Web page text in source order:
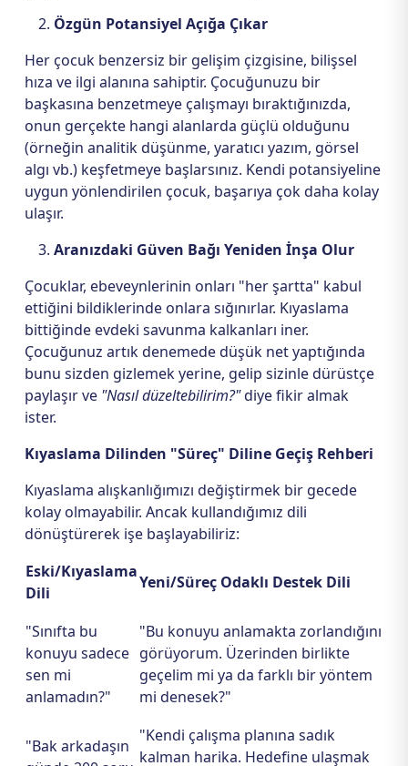
Özgün Potansiyel Açığa Çıkar
Her çocuk benzersiz bir gelişim çizgisine, bilişsel
hıza ve ilgi alanına sahiptir. Çocuğunuzu bir
başkasına benzetmeye çalışmayı bıraktığınızda,
onun gerçekte hangi alanlarda güçlü olduğunu
(örneğin analitik düşünme, yaratıcı yazım, görsel
algı vb.) keşfetmeye başlarsınız. Kendi potansiyeline
uygun yönlendirilen çocuk, başarıya çok daha kolay
ulaşır.
Aranızdaki Güven Bağı Yeniden İnşa Olur
Çocuklar, ebeveynlerinin onları "her şartta" kabul
ettiğini bildiklerinde onlara sığınırlar. Kıyaslama
bittiğinde evdeki savunma kalkanları iner.
Çocuğunuz artık denemede düşük net yaptığında
bunu sizden gizlemek yerine, gelip sizinle dürüstçe
paylaşır ve "Nasıl düzeltebilirim?"diye fikir almak
ister.
Kıyaslama Dilinden "Süreç" Diline Geçiş Rehberi
Kıyaslama alışkanlığımızı değiştirmek bir gecede
kolay olmayabilir. Ancak kullandığımız dili
dönüştürerek işe başlayabiliriz:
Eski/Kıyaslama
Dili
Yeni/Süreç Odaklı Destek Dili
"Sınıfta bu
konuyu sadece
sen mi
anlamadın?"
"Bu konuyu anlamakta zorlandığını
görüyorum. Üzerinden birlikte
geçelim mi ya da farklı bir yöntem
mi denesek?"
"Bak arkadaşın
"Kendi çalışma planına sadık
kalman harika. Hedefine ulaşmak